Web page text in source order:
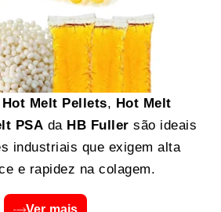
Hot Melt Pellets, Hot Melt
PSA da HB Fuller são ideais
industriais que exigem alta
e rapidez na colagem.
Ver mais